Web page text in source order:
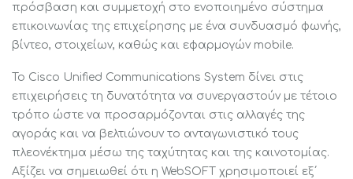
πρόσβαση και συμμετοχή στο ενοποιημένο σύστημα
επικοινωνίας της επιχείρησης με ένα συνδυασμό φωνής,
βίντεο, στοιχείων, καθώς και εφαρμογών mobile.
Το Cisco Unified Communications System δίνει στις
επιχειρήσεις τη δυνατότητα να συνεργαστούν με τέτοιο
τρόπο ώστε να προσαρμόζονται στις αλλαγές της
αγοράς και να βελτιώνουν το ανταγωνιστικό τους
πλεονέκτημα μέσω της ταχύτητας και της καινοτομίας.
Αξίζει να σημειωθεί ότι η WebSOFT χρησιμοποιεί εξ΄